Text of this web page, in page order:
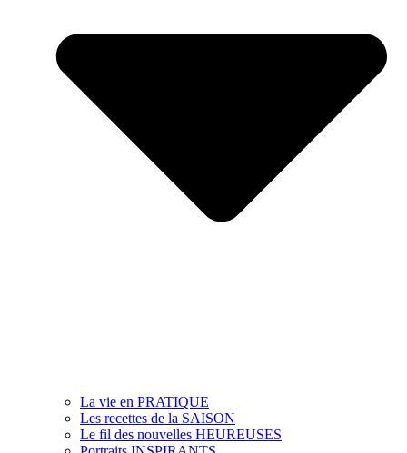
La vie en PRATIQUE
Les recettes de la SAISON
Le fil des nouvelles HEUREUSES